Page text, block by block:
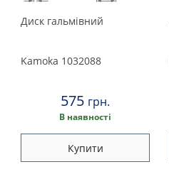
Диск гальмівний
Kamoka 1032088
575 грн.
В наявності
Купити